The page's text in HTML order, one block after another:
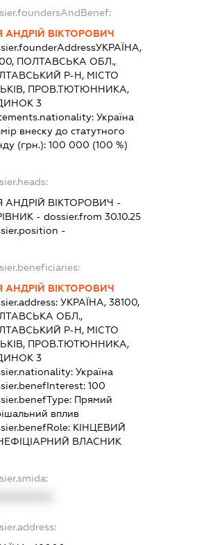
АНДРІЙ ВІКТОРОВИЧ
УКРАЇНА,
ПОЛТАВСЬКА ОБЛ.,
Р-Н, МІСТО
ПРОВ.ТЮТЮННИКА,
3
Україна
внеску до статутного
(грн.): 100 000 (100 %)
АНДРІЙ ВІКТОРОВИЧ -
- dossier.from 30.10.25
-
АНДРІЙ ВІКТОРОВИЧ
УКРАЇНА, 38100,
ОБЛ.,
Р-Н, МІСТО
ПРОВ.ТЮТЮННИКА,
3
Україна
100
Прямий
вплив
КІНЦЕВИЙ
ВЛАСНИК